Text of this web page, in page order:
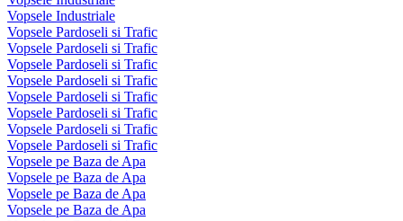
Vopsele Industriale
Vopsele Pardoseli si Trafic
Vopsele Pardoseli si Trafic
Vopsele Pardoseli si Trafic
Vopsele Pardoseli si Trafic
Vopsele Pardoseli si Trafic
Vopsele Pardoseli si Trafic
Vopsele Pardoseli si Trafic
Vopsele Pardoseli si Trafic
Vopsele pe Baza de Apa
Vopsele pe Baza de Apa
Vopsele pe Baza de Apa
Vopsele pe Baza de Apa